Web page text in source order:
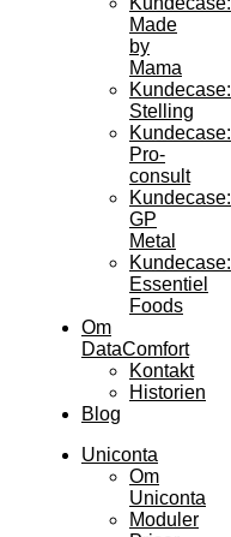
Made
by
Mama
Kundecase:
Stelling
Kundecase:
Pro-
consult
Kundecase:
GP
Metal
Kundecase:
Essentiel
Foods
Om
DataComfort
Kontakt
Historien
Blog
Uniconta
Om
Uniconta
Moduler